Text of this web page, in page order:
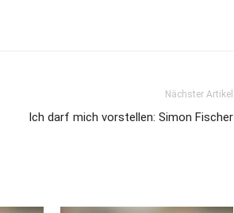
Nächster Artikel
Ich darf mich vorstellen: Simon Fischer